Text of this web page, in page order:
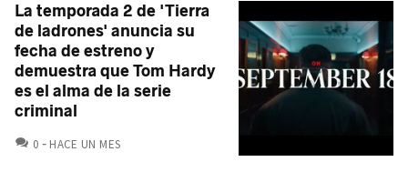
La temporada 2 de 'Tierra
de ladrones' anuncia su
fecha de estreno y
demuestra que Tom Hardy
es el alma de la serie
criminal
0 COMENTARIOS
HACE UN MES